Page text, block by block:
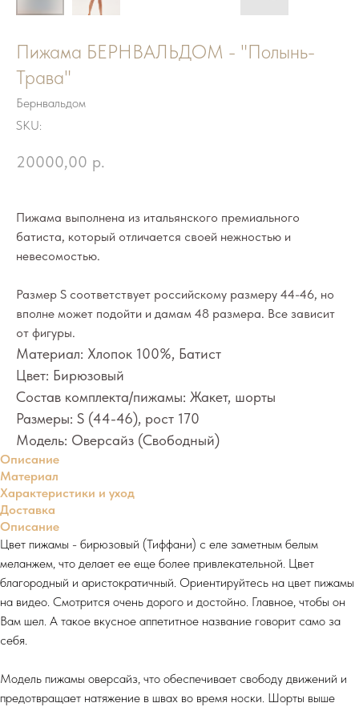
Пижама БЕРНВАЛЬДОМ - "Полынь-
Трава"
Бернвальдом
SKU:
20000,00 р.
Пижама выполнена из итальянского премиального
батиста, который отличается своей нежностью и
невесомостью.
Размер S соответствует российскому размеру 44-46, но
вполне может подойти и дамам 48 размера. Все зависит
от фигуры.
Материал: Хлопок 100%, Батист
Цвет: Бирюзовый
Состав комплекта/пижамы: Жакет, шорты
Размеры: S (44-46), рост 170
Модель: Оверсайз (Свободный)
Описание
Материал
Характеристики и уход
Доставка
Описание
Цвет пижамы - бирюзовый (Тиффани) с еле заметным белым
меланжем, что делает ее еще более привлекательной. Цвет
благородный и аристократичный. Ориентируйтесь на цвет пижамы
на видео. Смотрится очень дорого и достойно. Главное, чтобы он
Вам шел. А такое вкусное аппетитное название говорит само за
себя.
Модель пижамы оверсайз, что обеспечивает свободу движений и
предотвращает натяжение в швах во время носки. Шорты выше